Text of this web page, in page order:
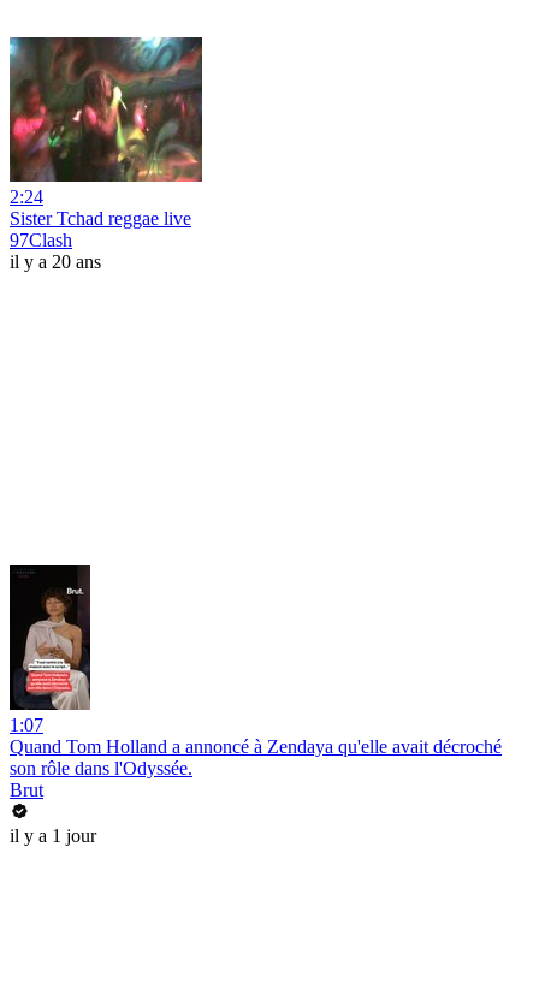
2:24
Sister Tchad reggae live
97Clash
il y a 20 ans
1:07
Quand Tom Holland a annoncé à Zendaya qu'elle avait décroché
son rôle dans l'Odyssée.
Brut
il y a 1 jour